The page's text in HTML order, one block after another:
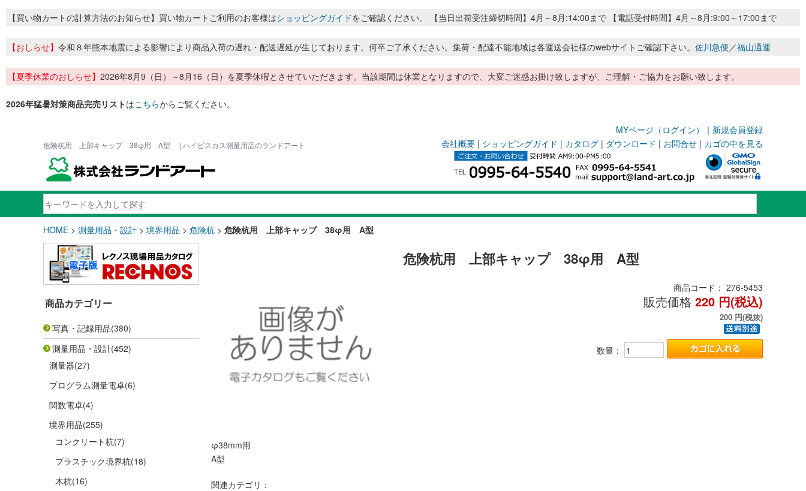
【買い物カートの計算方法のお知らせ】買い物カートご利用のお客様はショッピングガイドをご確認ください。 【当日出荷受注締切時間】4月～8月:14:00まで 【電話受付時間】4月～8月:9:00～17:00まで
【おしらせ】 令和８年熊本地震による影響により商品入荷の遅れ・配送遅延が生じております。何卒ご了承ください。集荷・配達不能地域は各運送会社様のwebサイトご確認下さい。 佐川急便／福山通運
【夏季休業のおしらせ】 2026年8月9（日）～8月16（日）を夏季休暇とさせていただきます。当該期間は休業となりますので、大変ご迷惑お掛け致しますが、ご理解・ご協力をお願い致します。
2026年猛暑対策商品完売リストはこちらからご覧ください。
MYページ（ログイン） ｜ 新規会員登録
危険杭用 上部キャップ 38φ用 A型 | ハイビスカス測量用品のランドアート 会社概要 | ショッピングガイド | カタログ | ダウンロード | お問合せ | カゴの中を見る
HOME > 測量用品・設計 > 境界用品 > 危険杭 > 危険杭用 上部キャップ 38φ用 A型
商品カテゴリー
写真・記録用品(380)
測量用品・設計(452)
測量器(27)
プログラム測量電卓(6)
関数電卓(4)
境界用品(255)
コンクリート杭(7)
プラスチック境界杭(18)
木杭(16)
危険杭用 上部キャップ 38φ用 A型
商品コード： 276-5453
販売価格 220 円(税込)
200 円(税抜)
数量：
φ38mm用
A型
関連カテゴリ：